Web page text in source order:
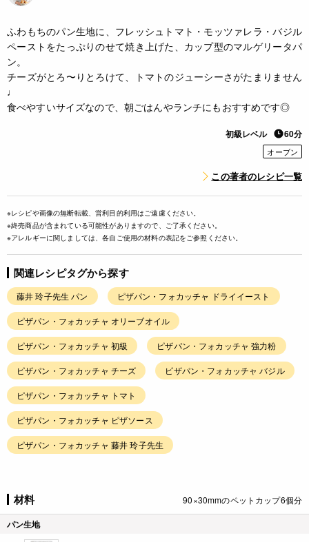
ふわもちのパン生地に、フレッシュトマト・モッツァレラ・バジル
ペーストをたっぷりのせて焼き上げた、カップ型のマルゲリータパ
ン。
チーズがとろ〜りとろけて、トマトのジューシーさがたまりません
♩
食べやすいサイズなので、朝ごはんやランチにもおすすめです◎
初級レベル 60分
オーブン
この著者のレシピ一覧
※レシピや画像の無断転載、営利目的利用はご遠慮ください。
※終売商品が含まれている可能性がありますので、ご了承ください。
※アレルギーに関しましては、各自ご使用の材料の表記をご参照ください。
関連レシピタグから探す
藤井 玲子先生 パン ピザパン・フォカッチャ ドライイースト
ピザパン・フォカッチャ オリーブオイル
ピザパン・フォカッチャ 初級 ピザパン・フォカッチャ 強力粉
ピザパン・フォカッチャ チーズ ピザパン・フォカッチャ バジル
ピザパン・フォカッチャ トマト
ピザパン・フォカッチャ ピザソース
ピザパン・フォカッチャ 藤井 玲子先生
材料 90×30mmのペットカップ6個分
パン生地